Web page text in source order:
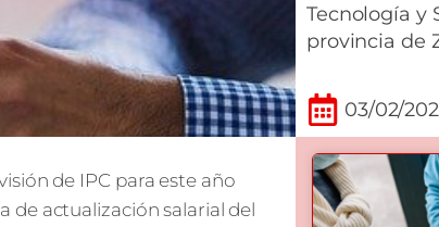
Tecnología y
provincia de
03/02/
de IPC para este año
de actualización salarial del